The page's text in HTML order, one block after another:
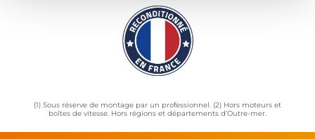
(1) Sous réserve de montage par un professionnel. (2) Hors moteurs et
boîtes de vitesse. Hors régions et départements d’Outre-mer.